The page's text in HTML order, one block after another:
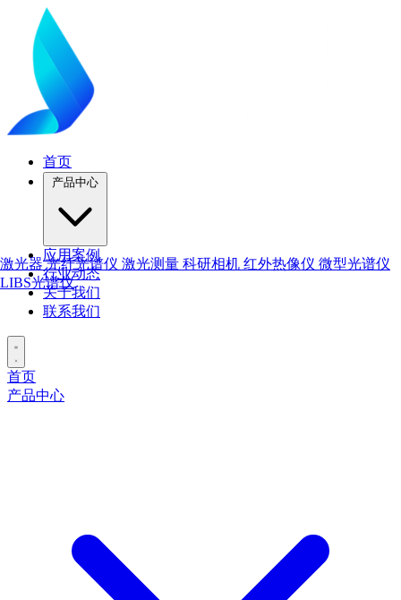
首页
产品中心
激光器光纤光谱仪 激光测量 科研相机 红外热像仪 微型光谱仪
LIBS光谱仪
应用案例
行业动态
关于我们
联系我们
首页
产品中心